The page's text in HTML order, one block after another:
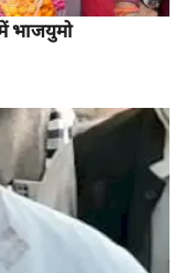
भाजयुमो